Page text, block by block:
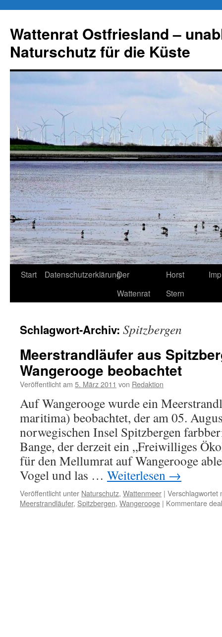
springen
Wattenrat Ostfriesland –
Naturschutz für die Küste
Start DatenschutzerklärungDer
Wattenrat
Horst
Stern
Schlagwort-Archiv: Spitzbergen
Meerstrandläufer aus
Wangerooge beobachtet
Veröffentlicht am 5. März 2011 von Redaktion
Auf Wangerooge wurde ein
maritima) beobachtet, der am 05.
norwegischen Insel Spitzbergen
Bange, der derzeit ein „Freiwilliges
für den Mellumrat auf Wangerooge
Vogel und las … Weiterlesen →
Veröffentlicht unter Naturschutz, Wattenmeer | Verschlagwortet
Meerstrandläufer, Spitzbergen, Wangerooge | Kommentare